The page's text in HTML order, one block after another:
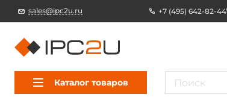
sales@ipc2u.ru +7 (495) 642-82-44
Каталог товаров